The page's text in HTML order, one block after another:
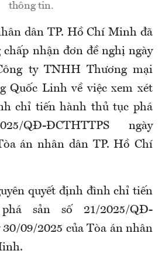
thông tin.
dân TP. Hồ Chí Minh đã
nhận đơn đề nghị ngày
ty TNHH Thương mại
Quốc Linh về việc xem xét
chỉ tiến hành thủ tục phá
QĐ-ĐCTHTTPS ngày
án nhân dân TP. Hồ Chí
quyết định đình chỉ tiến
sản số 21/2025/QĐ-
09/2025 của Tòa án nhân